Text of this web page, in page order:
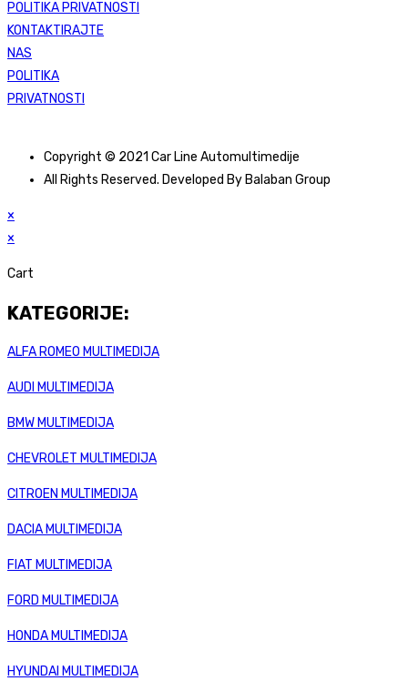
POLITIKA PRIVATNOSTI
KONTAKTIRAJTE
NAS
POLITIKA
PRIVATNOSTI
Copyright © 2021 Car Line Automultimedije
All Rights Reserved. Developed By Balaban Group
×
×
Cart
KATEGORIJE:
ALFA ROMEO MULTIMEDIJA
AUDI MULTIMEDIJA
BMW MULTIMEDIJA
CHEVROLET MULTIMEDIJA
CITROEN MULTIMEDIJA
DACIA MULTIMEDIJA
FIAT MULTIMEDIJA
FORD MULTIMEDIJA
HONDA MULTIMEDIJA
HYUNDAI MULTIMEDIJA